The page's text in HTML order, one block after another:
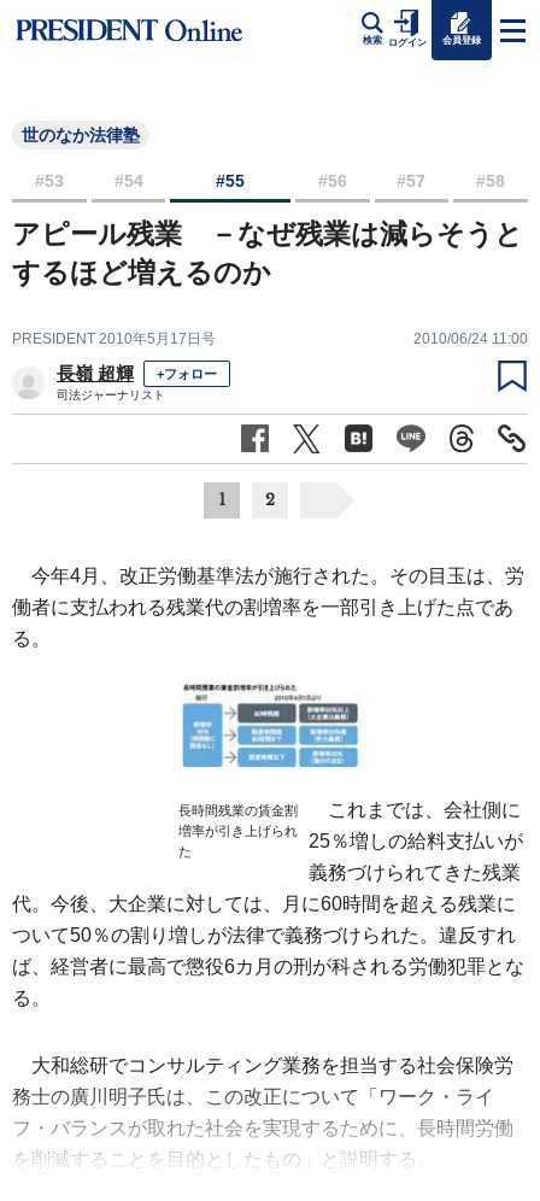
検索 ログイン 会員登録
世のなか法律塾
#53 #54 #55 #56 #57 #58
アピール残業 －なぜ残業は減らそうと
するほど増えるのか
PRESIDENT 2010年5月17日号 2010/06/24 11:00
長嶺 超輝 +フォロー
司法ジャーナリスト
1 2
今年4月、改正労働基準法が施行された。その目玉は、労
働者に支払われる残業代の割増率を一部引き上げた点であ
る。
長時間残業の賃金割
増率が引き上げられ
た
これまでは、会社側に
25％増しの給料支払いが
義務づけられてきた残業
代。今後、大企業に対しては、月に60時間を超える残業に
ついて50％の割り増しが法律で義務づけられた。違反すれ
ば、経営者に最高で懲役6カ月の刑が科される労働犯罪とな
る。
大和総研でコンサルティング業務を担当する社会保険労
務士の廣川明子氏は、この改正について「ワーク・ライ
フ・バランスが取れた社会を実現するために、長時間労働
を削減することを目的としたもの」と説明する。